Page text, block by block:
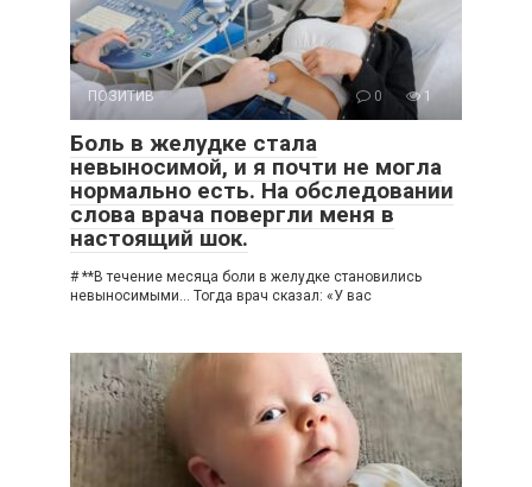
ПОЗИТИВ 0 1
Боль в желудке стала
невыносимой, и я почти не могла
нормально есть. На обследовании
слова врача повергли меня в
настоящий шок.
# **В течение месяца боли в желудке становились
невыносимыми… Тогда врач сказал: «У вас